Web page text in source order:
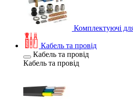
Комплектуючі
Кабель та провід
Кабель та провід
Кабель та провід